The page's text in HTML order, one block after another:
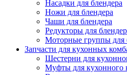
Насадки для блендера
Ножи для блендера
Чаши для блендера
Редукторы для
Моторные группы для
Запчасти для кухонных
Шестерни для
Муфты для кухонного